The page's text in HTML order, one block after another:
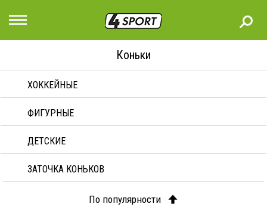
Коньки
ХОККЕЙНЫЕ
ФИГУРНЫЕ
ДЕТСКИЕ
ЗАТОЧКА КОНЬКОВ
По популярности